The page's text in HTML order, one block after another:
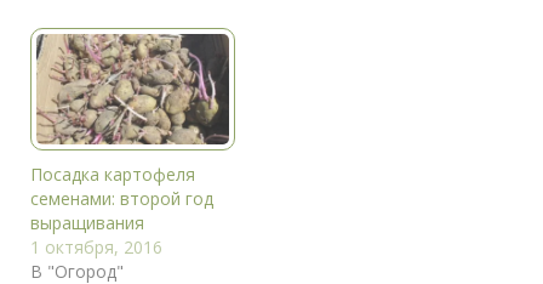
предыдущей статье. В
ней я изложила свои
соображения на этот
счёт, сделанные на
основе личного опыта.
Думаю, что многие из
вас…
Посадка картофеля
семенами: второй год
выращивания
1 октября, 2016
В "Огород"